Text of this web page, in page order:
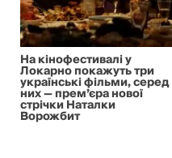
На кінофестивалі у
Локарно покажуть три
українські фільми, серед
них — прем’єра нової
стрічки Наталки
Ворожбит